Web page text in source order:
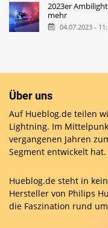
2023er
mehr
04.07.2023 -
Über uns
Auf Hueblog.de teilen
Lightning. Im
vergangenen Jahren
Segment entwickelt hat.
Hueblog.de steht in
Hersteller von Philips
die Faszination rund